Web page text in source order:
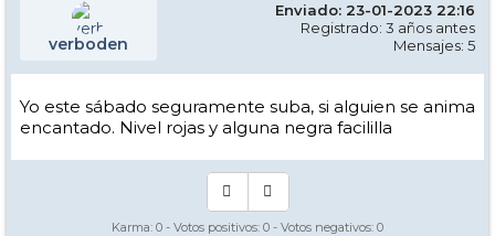
verboden
Enviado: 23-01-2023 22:16
Registrado: 3 años antes
Mensajes: 5
Yo este sábado seguramente suba, si alguien se anima
encantado. Nivel rojas y alguna negra facililla
Karma: 0 - Votos positivos: 0 - Votos negativos: 0